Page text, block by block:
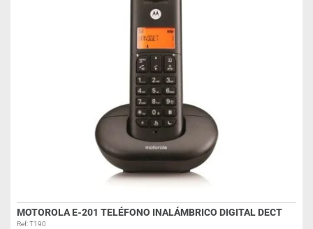
MOTOROLA E-201 TELÉFONO INALÁMBRICO DIGITAL DECT
Ref: T190